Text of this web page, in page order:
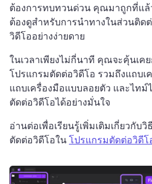
ต้องการทบทวนด่วน คุณมาถูกที่แล้
ต้องดูสำหรับการนำทางในส่วนติด
วิดีโออย่างง่ายดาย
ในเวลาเพียงไม่กี่นาที คุณจะคุ้นเค
โปรแกรมตัดต่อวิดีโอ รวมถึงแถบ
แถบเครื่องมือแบบลอยตัว และไท
ตัดต่อวิดีโอได้อย่างมั่นใจ
อ่านต่อเพื่อเรียนรู้เพิ่มเติมเกี่ยวกับ
ตัดต่อวิดีโอใน โปรแกรมตัดต่อวิดีโ